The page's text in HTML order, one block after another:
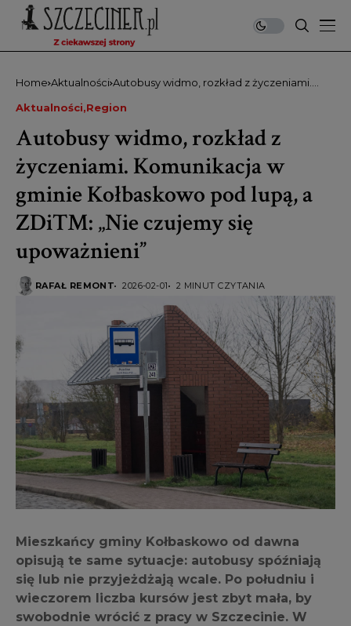
Home Aktualności Autobusy widmo, rozkład z życzeniami.
lupą, a ZDiTM: „Nie czujemy się
upoważnieni”
Aktualności Region
Autobusy widmo, rozkład z
życzeniami. Komunikacja w
gminie Kołbaskowo pod lupą, a
ZDiTM: „Nie czujemy się
upoważnieni”
RAFAŁ REMONT 2026-02-01 2 MINUT CZYTANIA
Mieszkańcy gminy Kołbaskowo od dawna
opisują te same sytuacje: autobusy spóźniają
się lub nie przyjeżdżają wcale. Po południu i
wieczorem liczba kursów jest zbyt mała, by
swobodnie wrócić z pracy w Szczecinie. W